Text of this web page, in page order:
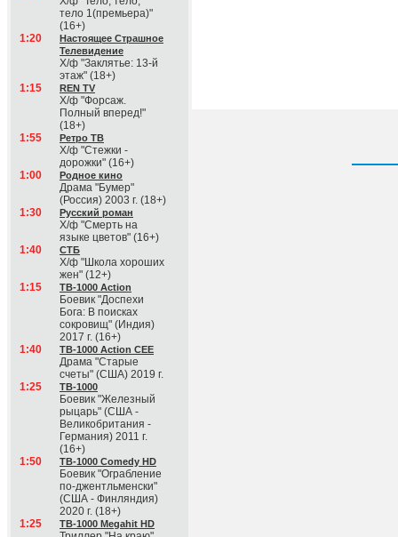
тело 1(премьера)"
(16+)
1:20
Настоящее Страшное
Телевидение
Х/ф "Заклятье: 13-й
этаж" (18+)
1:15
REN TV
Х/ф "Форсаж.
Полный вперед!"
(18+)
1:55
Ретро ТВ
Х/ф "Стежки -
дорожки" (16+)
1:00
Родное кино
Драма "Бумер"
(Россия) 2003 г. (18+)
1:30
Русский роман
Х/ф "Смерть на
языке цветов" (16+)
1:40
СТБ
Х/ф "Школа хороших
жен" (12+)
1:15
ТВ-1000 Action
Боевик "Доспехи
Бога: В поисках
сокровищ" (Индия)
2017 г. (16+)
1:40
ТВ-1000 Action CEE
Драма "Старые
счеты" (США) 2019 г.
1:25
ТВ-1000
Боевик "Железный
рыцарь" (США -
Великобритания -
Германия) 2011 г.
(16+)
1:50
ТВ-1000 Comedy HD
Боевик "Ограбление
по-джентльменски"
(США - Финляндия)
2020 г. (18+)
1:25
ТВ-1000 Megahit HD